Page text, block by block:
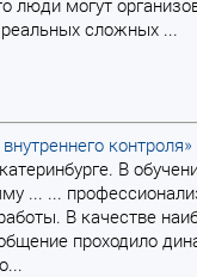
люди могут
сложных ...
В
... ...
В качестве
проходило